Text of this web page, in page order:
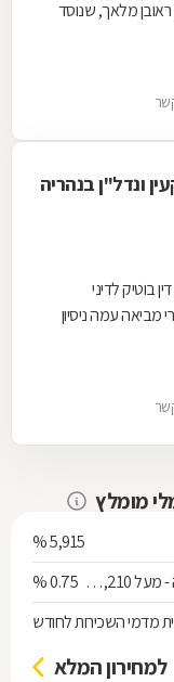
דין ראובן מלאך, שנוסד
ונדל"ן בנהריה
בוטיק לדיני
בן ארי מביאה עמה ניסיון
מומלץ
5,915 %
רישום מקרקעין ע"י עורך הדין שלא ערך את החוזה - מעל 538,210 ש"ח 0.75 %
מדמי השכירות לחודש
למחירון המלא